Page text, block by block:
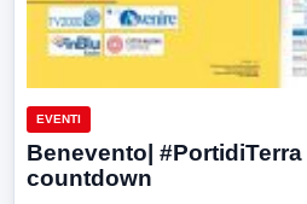
EVENTI
Benevento|
countdown